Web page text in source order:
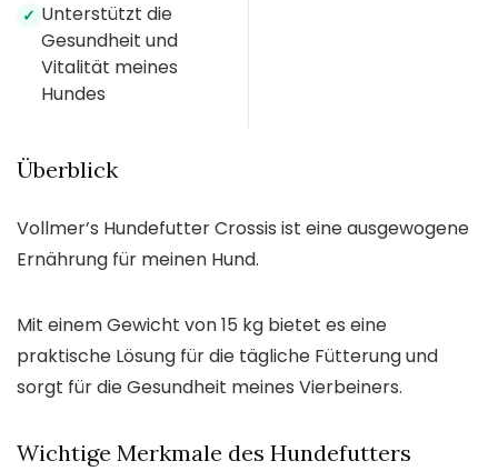
✓ Unterstützt die
Gesundheit und
Vitalität meines
Hundes
Überblick
Vollmer’s Hundefutter Crossis ist eine ausgewogene
Ernährung für meinen Hund.
Mit einem Gewicht von 15 kg bietet es eine
praktische Lösung für die tägliche Fütterung und
sorgt für die Gesundheit meines Vierbeiners.
Wichtige Merkmale des Hundefutters